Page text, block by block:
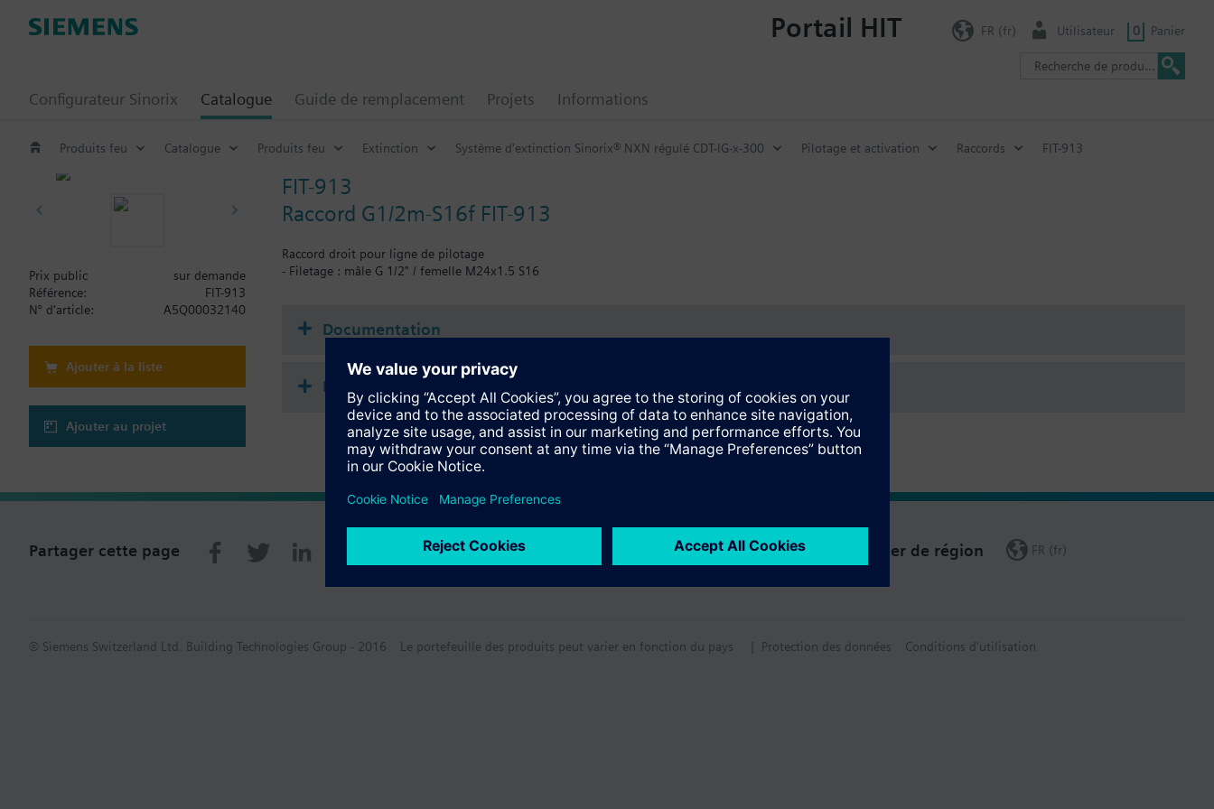
Configurateur Sinorix Catalogue Guide de remplacement Projets Informations
Portail HIT FR (fr) Utilisateur 0 Panier
Produits feu Catalogue Produits feu Extinction Système d'extinction Sinorix® NXN régulé CDT-IG-x-300 Pilotage et activation Raccords FIT-913
FIT-913
Raccord G1/2m-S16f FIT-913
Raccord droit pour ligne de pilotage
- Filetage : mâle G 1/2" / femelle M24x1.5 S16
Prix public
sur demande
Référence:
FIT-913
N° d'article:
A5Q00032140
Ajouter à la liste
Ajouter au projet
Documentation
Récapitulatif technique
Partager cette page Changer de région FR (fr)
© Siemens Switzerland Ltd. Building Technologies Group - 2016 Le portefeuille des produits peut varier en fonction du pays | Protection des données Conditions d'utilisation